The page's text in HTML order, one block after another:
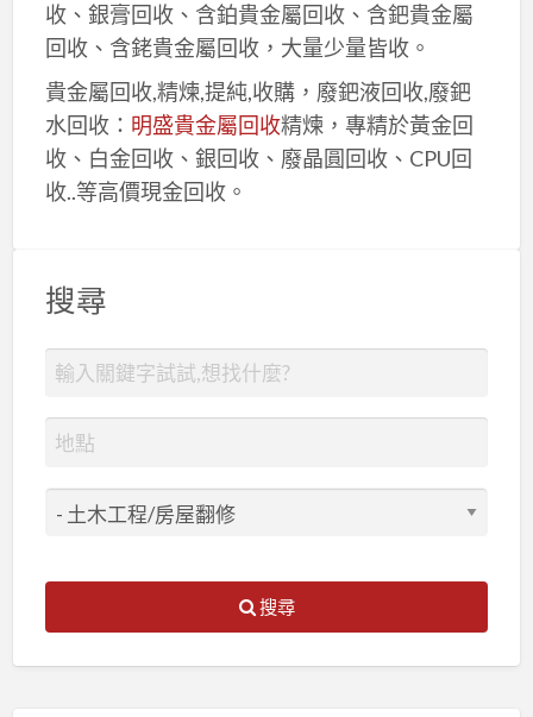
收、銀膏回收、含鉑貴金屬回收、含鈀貴金屬
回收、含銠貴金屬回收，大量少量皆收。
貴金屬回收,精煉,提純,收購，廢鈀液回收,廢鈀
水回收： 明盛貴金屬回收精煉，專精於黃金回
收、白金回收、銀回收、廢晶圓回收、CPU回
收..等高價現金回收。
搜尋
搜尋